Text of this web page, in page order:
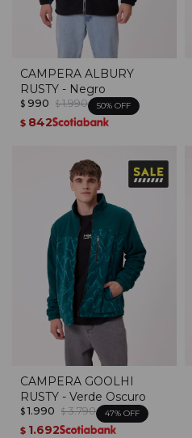
CAMPERA ALBURY
RUSTY - Negro
$ 990 $ 1.990 50
$ 842
CAMPERA GOOLHI
RUSTY - Verde Oscuro
$ 1.990 $ 3.790 47
$ 1.692